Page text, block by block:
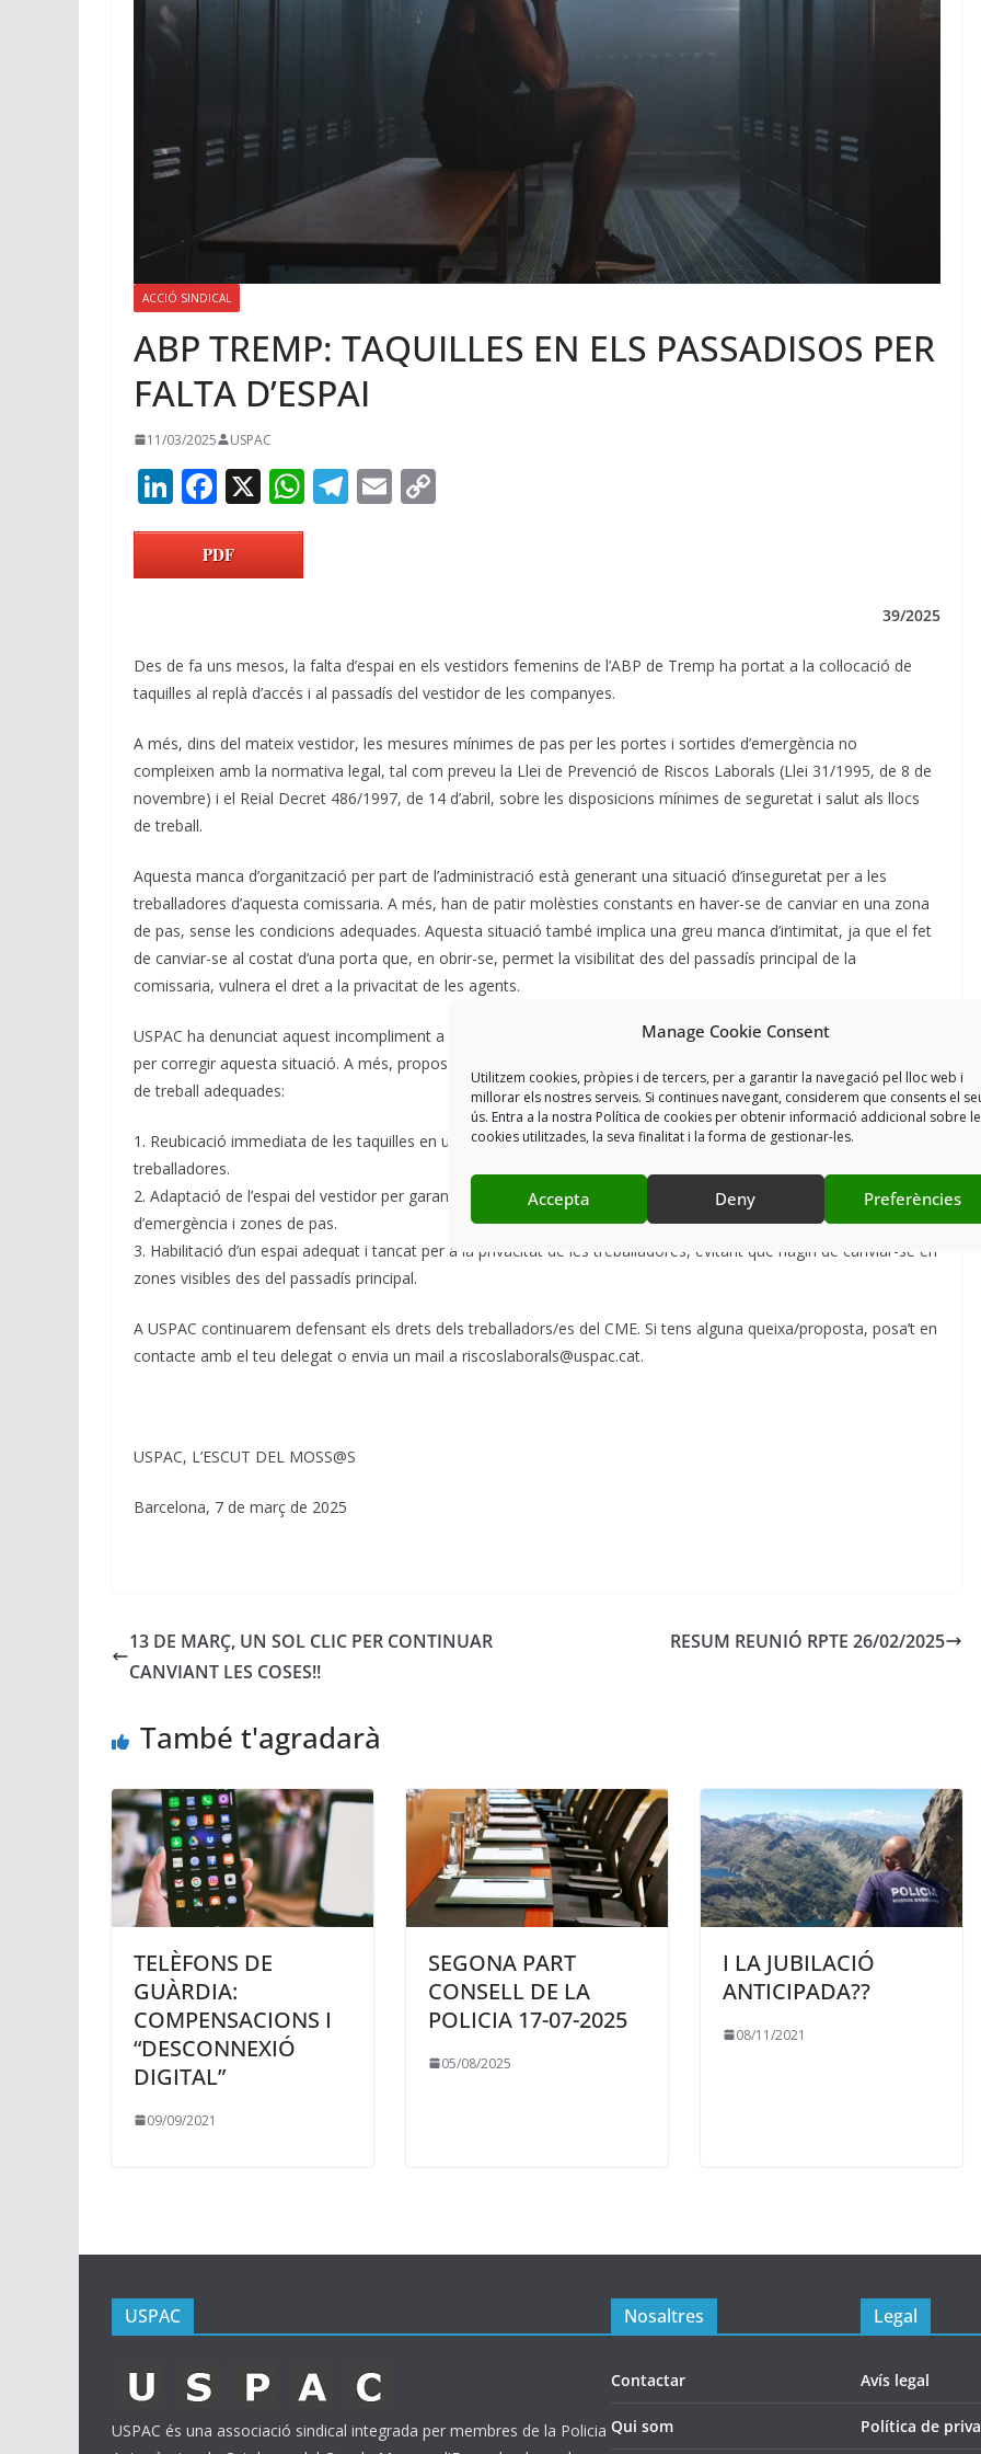
Manage Cookie Consent
Utilitzem cookies, pròpies i de tercers, per a garantir la navegació pel lloc web i
millorar els nostres serveis. Si continues navegant, considerem que consents el
ús. Entra a la nostra Política de cookies per obtenir informació addicional sobre
cookies utilitzades, la seva finalitat i la forma de gestionar-les.
Accepta Deny Preferències
ACCIÓ SINDICAL
ABP TREMP: TAQUILLES EN ELS PASSADISOS PER
FALTA D’ESPAI
11/03/2025 USPAC
Li
n
k
e
n
F
ac
e
b
o
k
X W
p
p
T
m
E
n
k
PDF
39/2025
Des de fa uns mesos, la falta d’espai en els vestidors femenins de l’ABP de Tremp ha portat a la col·locació de
taquilles al replà d’accés i al passadís del vestidor de les companyes.
A més, dins del mateix vestidor, les mesures mínimes de pas per les portes i sortides d’emergència no
compleixen amb la normativa legal, tal com preveu la Llei de Prevenció de Riscos Laborals (Llei 31/1995, de 8 de
novembre) i el Reial Decret 486/1997, de 14 d’abril, sobre les disposicions mínimes de seguretat i salut als llocs
de treball.
Aquesta manca d’organització per part de l’administració està generant una situació d’inseguretat per a les
treballadores d’aquesta comissaria. A més, han de patir molèsties constants en haver-se de canviar en una zona
de pas, sense les condicions adequades. Aquesta situació també implica una greu manca d’intimitat, ja que el fet
de canviar-se al costat d’una porta que, en obrir-se, permet la visibilitat des del passadís principal de la
comissaria, vulnera el dret a la privacitat de les agents.
USPAC ha denunciat aquest incompliment a Inspecció de Treball, perquè l’administració no ha pres cap mesura
per corregir aquesta situació. A més, proposem les següents mesures correctores per garantir unes condicions
de treball adequades:
1. Reubicació immediata de les taquilles en un espai que no obstaculitzi el pas ni afecti la seguretat de les
treballadores.
2. Adaptació de l’espai del vestidor per garantir el compliment de les dimensions mínimes legals per a les sortides
d’emergència i zones de pas.
3. Habilitació d’un espai adequat i tancat per a la privacitat de les treballadores, evitant que hagin de canviar-se en
zones visibles des del passadís principal.
A USPAC continuarem defensant els drets dels treballadors/es del CME. Si tens alguna queixa/proposta, posa’t en
contacte amb el teu delegat o envia un mail a riscoslaborals@uspac.cat.
USPAC, L’ESCUT DEL MOSS@S
Barcelona, 7 de març de 2025
13 DE MARÇ, UN SOL CLIC PER CONTINUAR
CANVIANT LES COSES!!
RESUM REUNIÓ RPTE 26/02/2025
També t'agradarà
TELÈFONS DE
GUÀRDIA:
COMPENSACIONS I
“DESCONNEXIÓ
DIGITAL”
09/09/2021
SEGONA PART
CONSELL DE LA
POLICIA 17-07-2025
05/08/2025
I LA JUBILACIÓ
ANTICIPADA??
08/11/2021
USPAC
USPAC és una associació sindical integrada per membres de la Policia
Nosaltres
Contactar
Qui som
Legal
Avís legal
Política de